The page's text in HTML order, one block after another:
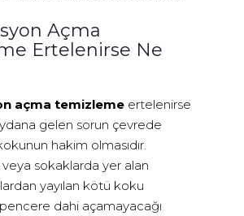
Açma
Ertelenirse Ne
açma temizleme ertelenirse
gelen sorun çevrede
hakim olmasıdır.
sokaklarda yer alan
yayılan kötü koku
dahi açamayacağı